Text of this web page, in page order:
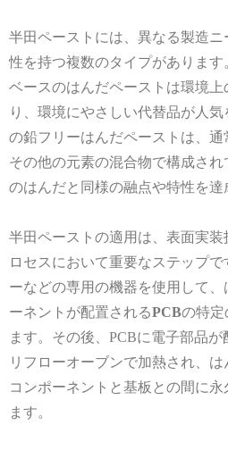
半田ペースト には、異なる製造
性を持つ複数のタイプがありま
ベースのはんだペーストは環境
り、環境にやさしい代替品が人
の鉛フリーはんだペーストは、通
その他の元素の混合物で構成さ
のはんだと同様の融点や特性を達
半田ペーストの適用は、表面実装
ロセスにおいて重要なステップ
ーなどの専用の機器を使用して
ーネントが配置されるPCBの特定
ます。その後、 PCBに電子部品が
リフローオーブンで加熱され、
コンポーネントと基板との間に
ます。